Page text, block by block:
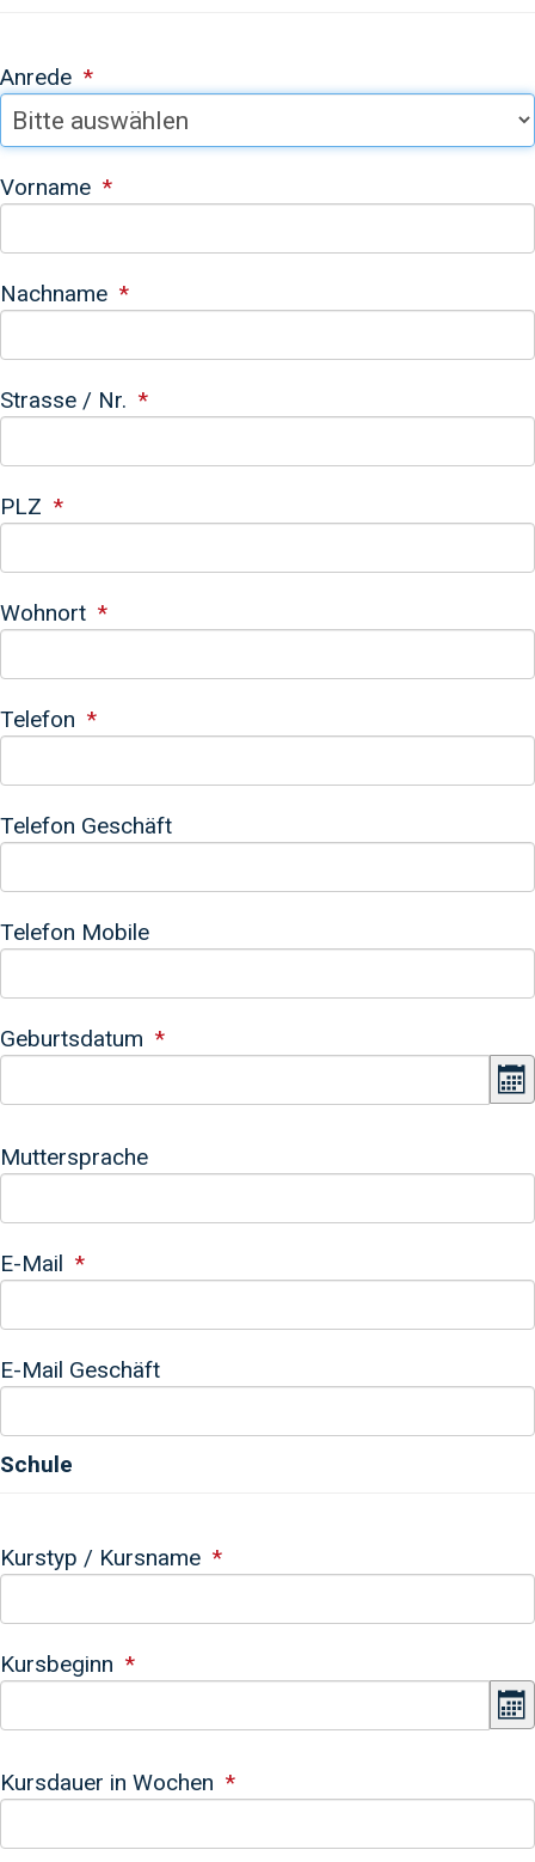
Anrede
Vorname
Nachname
Strasse / Nr.
PLZ
Wohnort
Telefon
Telefon Geschäft
Telefon Mobile
Geburtsdatum
Muttersprache
E-Mail
E-Mail Geschäft
Schule
Kurstyp / Kursname
Kursbeginn
Kursdauer in Wochen